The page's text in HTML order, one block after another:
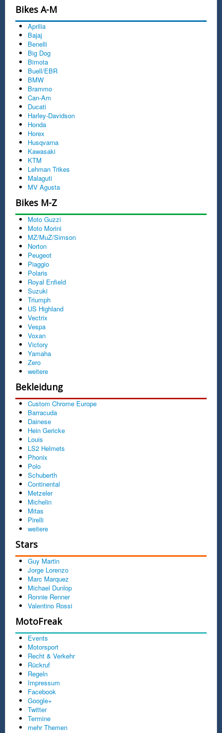
Bikes A-M
Aprilia
Bajaj
Benelli
Big Dog
Bimota
Buell/EBR
BMW
Brammo
Can-Am
Ducati
Harley-Davidson
Honda
Horex
Husqvarna
Kawasaki
KTM
Lehman Trikes
Malaguti
MV Agusta
Bikes M-Z
Moto Guzzi
Moto Morini
MZ/MuZ/Simson
Norton
Peugeot
Piaggio
Polaris
Royal Enfield
Suzuki
Triumph
US Highland
Vectrix
Vespa
Voxan
Victory
Yamaha
Zero
weitere
Bekleidung
Custom Chrome Europe
Barracuda
Dainese
Hein Gericke
Louis
LS2 Helmets
Phonix
Polo
Schuberth
Continental
Metzeler
Michelin
Mitas
Pirelli
weitere
Stars
Guy Martin
Jorge Lorenzo
Marc Marquez
Michael Dunlop
Ronnie Renner
Valentino Rossi
MotoFreak
Events
Motorsport
Recht & Verkehr
Rückruf
Regeln
Impressum
Facebook
Google+
Twitter
Termine
mehr Themen